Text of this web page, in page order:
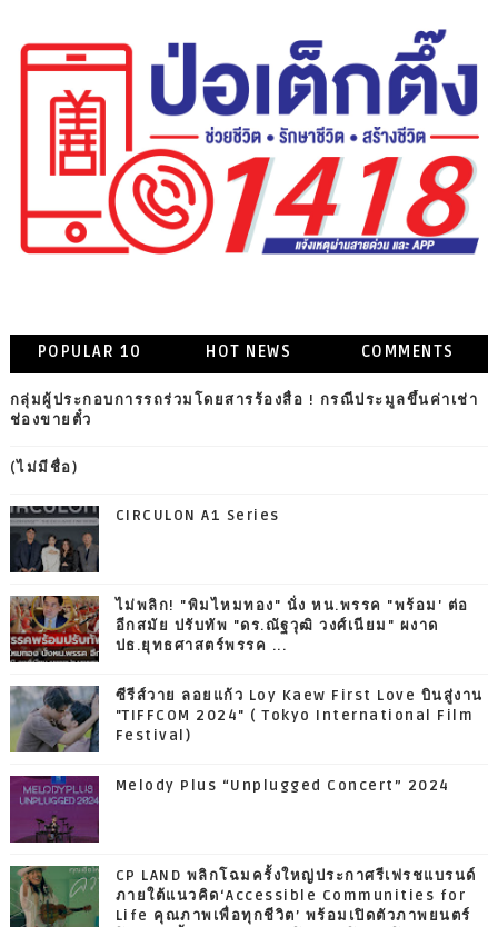
POPULAR 10 HOT NEWS COMMENTS
กลุ่มผู้ประกอบการรถร่วมโดยสารร้องสื่อ ! กรณีประมูลขึ้นค่าเช่า
ช่องขายตั๋ว
(ไม่มีชื่อ)
CIRCULON A1 Series
ไม่พลิก! "พิมไหมทอง" นั่ง หน.พรรค "พร้อม' ต่อ
อีกสมัย ปรับทัพ "ดร.ณัฐวุฒิ วงศ์เนียม" ผงาด
ปธ.ยุทธศาสตร์พรรค ...
ซีรีส์วาย ลอยแก้ว Loy Kaew First Love บินสู่งาน
"TIFFCOM 2024" ( Tokyo International Film
Festival)
Melody Plus “Unplugged Concert” 2024
CP LAND พลิกโฉมครั้งใหญ่ประกาศรีเฟรชแบรนด์
ภายใต้แนวคิด‘Accessible Communities for
Life คุณภาพเพื่อทุกชีวิต’ พร้อมเปิดตัวภาพยนตร์